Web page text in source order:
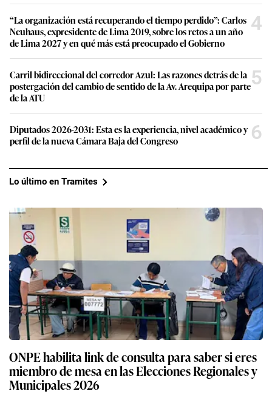
“La organización está recuperando el tiempo perdido”: Carlos
Neuhaus, expresidente de Lima 2019, sobre los retos a un año
de Lima 2027 y en qué más está preocupado el Gobierno
4
Carril bidireccional del corredor Azul: Las razones detrás de la
postergación del cambio de sentido de la Av. Arequipa por parte
de la ATU
5
Diputados 2026-2031: Esta es la experiencia, nivel académico y
perfil de la nueva Cámara Baja del Congreso
6
Lo último en Tramites
ONPE habilita link de consulta para saber si eres
miembro de mesa en las Elecciones Regionales y
Municipales 2026